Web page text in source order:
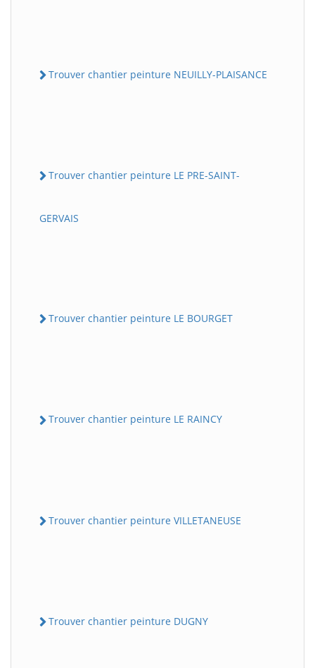
Trouver chantier peinture NEUILLY-PLAISANCE
Trouver chantier peinture LE PRE-SAINT-
GERVAIS
Trouver chantier peinture LE BOURGET
Trouver chantier peinture LE RAINCY
Trouver chantier peinture VILLETANEUSE
Trouver chantier peinture DUGNY